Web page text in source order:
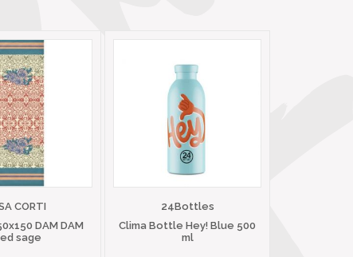
CORTI
DAM DAM
sage
24Bottles
Clima Bottle Hey! Blue 500
ml